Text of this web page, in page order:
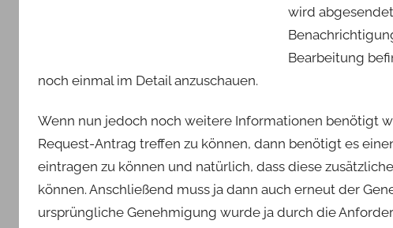
wird
Bearbeitung
noch einmal im Detail anzuschauen.
Wenn nun jedoch noch weitere Informationen benötigt
Request-Antrag treffen zu können, dann benötigt es
eintragen zu können und natürlich, dass diese
können. Anschließend muss ja dann auch erneut der
ursprüngliche Genehmigung wurde ja durch die